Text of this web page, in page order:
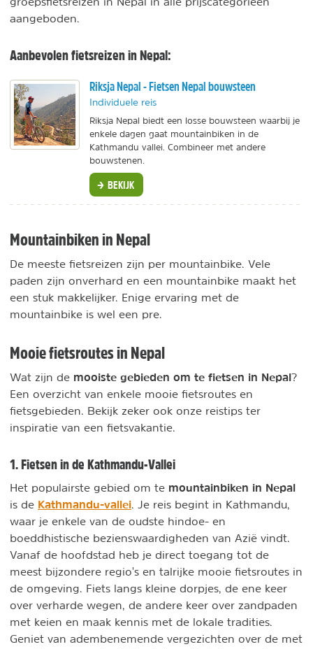
aangeboden.
Aanbevolen fietsreizen in Nepal:
Riksja Nepal - Fietsen Nepal bouwsteen
Individuele reis
Riksja Nepal biedt een losse bouwsteen waarbij je
enkele dagen gaat mountainbiken in de
Kathmandu vallei. Combineer met andere
bouwstenen.
BEKIJK
Mountainbiken in Nepal
De meeste fietsreizen zijn per mountainbike. Vele
paden zijn onverhard en een mountainbike maakt het
een stuk makkelijker. Enige ervaring met de
mountainbike is wel een pre.
Mooie fietsroutes in Nepal
Wat zijn de mooiste gebieden om te fietsen in Nepal?
Een overzicht van enkele mooie fietsroutes en
fietsgebieden. Bekijk zeker ook onze reistips ter
inspiratie van een fietsvakantie.
1. Fietsen in de Kathmandu-Vallei
Het populairste gebied om te mountainbiken in Nepal
is de Kathmandu-vallei. Je reis begint in Kathmandu,
waar je enkele van de oudste hindoe- en
boeddhistische bezienswaardigheden van Azië vindt.
Vanaf de hoofdstad heb je direct toegang tot de
meest bijzondere regio's en talrijke mooie fietsroutes in
de omgeving. Fiets langs kleine dorpjes, de ene keer
over verharde wegen, de andere keer over zandpaden
met keien en maak kennis met de lokale tradities.
Geniet van adembenemende vergezichten over de met